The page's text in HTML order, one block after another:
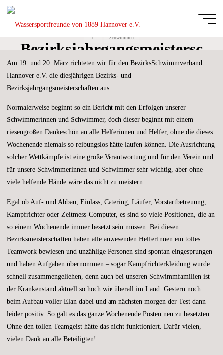
Zum
von 1889
SCHWIMM-
UND
Bezirks- und
Bezirksjahrgangsmeistersc
haften
Schwimmen
Am 19. und 20. März richteten wir für den BezirksSchwimmverband
Hannover e.V. die diesjährigen Bezirks- und
Bezirksjahrgangsmeisterschaften aus.
Normalerweise beginnt so ein Bericht mit den Erfolgen unserer
Schwimmerinnen und Schwimmer, doch dieser beginnt mit einem
riesengroßen Dankeschön an alle Helferinnen und Helfer, ohne die dieses
Wochenende niemals so reibungslos hätte laufen können. Die Ausrichtung
solcher Wettkämpfe ist eine große Verantwortung und für den Verein und
für unsere Schwimmerinnen und Schwimmer sehr wichtig, aber ohne
viele helfende Hände wäre das nicht zu meistern.
Egal ob Auf- und Abbau, Einlass, Catering, Läufer, Vorstartbetreuung,
Kampfrichter oder Zeitmess-Computer, es sind so viele Positionen, die an
so einem Wochenende immer besetzt sein müssen. Bei diesen
Bezirksmeisterschaften haben alle anwesenden HelferInnen ein tolles
Teamwork bewiesen und unzählige Personen sind spontan eingesprungen
und haben Aufgaben übernommen – sogar Kampfrichterkleidung wurde
schnell zusammengeliehen, denn auch bei unseren Schwimmfamilien ist
der Krankenstand aktuell so hoch wie überall im Land. Gestern noch
beim Aufbau voller Elan dabei und am nächsten morgen der Test dann
leider positiv. So galt es das ganze Wochenende Posten neu zu besetzten.
Ohne den tollen Teamgeist hätte das nicht funktioniert. Dafür vielen,
vielen Dank an alle Beteiligten!